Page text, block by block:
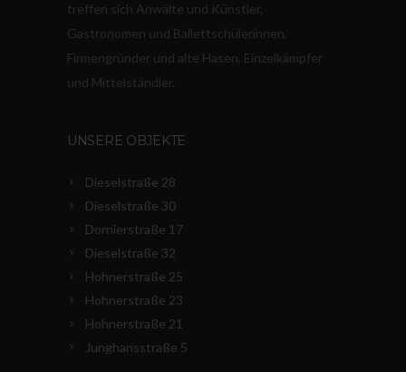
treffen sich Anwälte und Künstler,
Gastronomen und Ballettschülerinnen,
Firmengründer und alte Hasen, Einzelkämpfer
und Mittelständler.
UNSERE OBJEKTE
Dieselstraße 28
Dieselstraße 30
Dornierstraße 17
Dieselstraße 32
Hohnerstraße 25
Hohnerstraße 23
Hohnerstraße 21
Junghansstraße 5